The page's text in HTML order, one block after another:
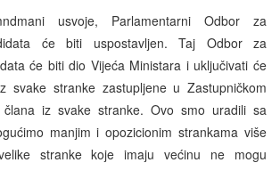
usvoje, Parlamentarni Odbor za
će biti uspostavljen. Taj Odbor za
će biti dio Vijeća Ministara i uključivati će
svake stranke zastupljene u Zastupničkom
iz svake stranke. Ovo smo uradili sa
manjim i opozicionim strankama više
stranke koje imaju većinu ne mogu